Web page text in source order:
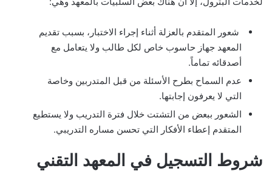
شعور المتقدم بالعزلة أثناء إجراء الاختبار، بسبب تقديم
المعهد جهاز حاسوب خاص لكل طالب ولا يتعامل مع
أصدقائه تماماً.
عدم السماح بطرح الأسئلة من قبل المتدربين وخاصة
التي لا يعرفون إجابتها.
الشعور ببعض من التشتت خلال فترة التدريب ولا يستطيع
المتقدم إعطاء الأفكار التي تحسن مساره التدريبي.
شروط التسجيل في المعهد التقني